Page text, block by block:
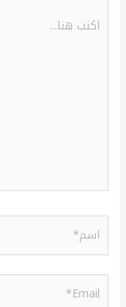
اسم*
Email*